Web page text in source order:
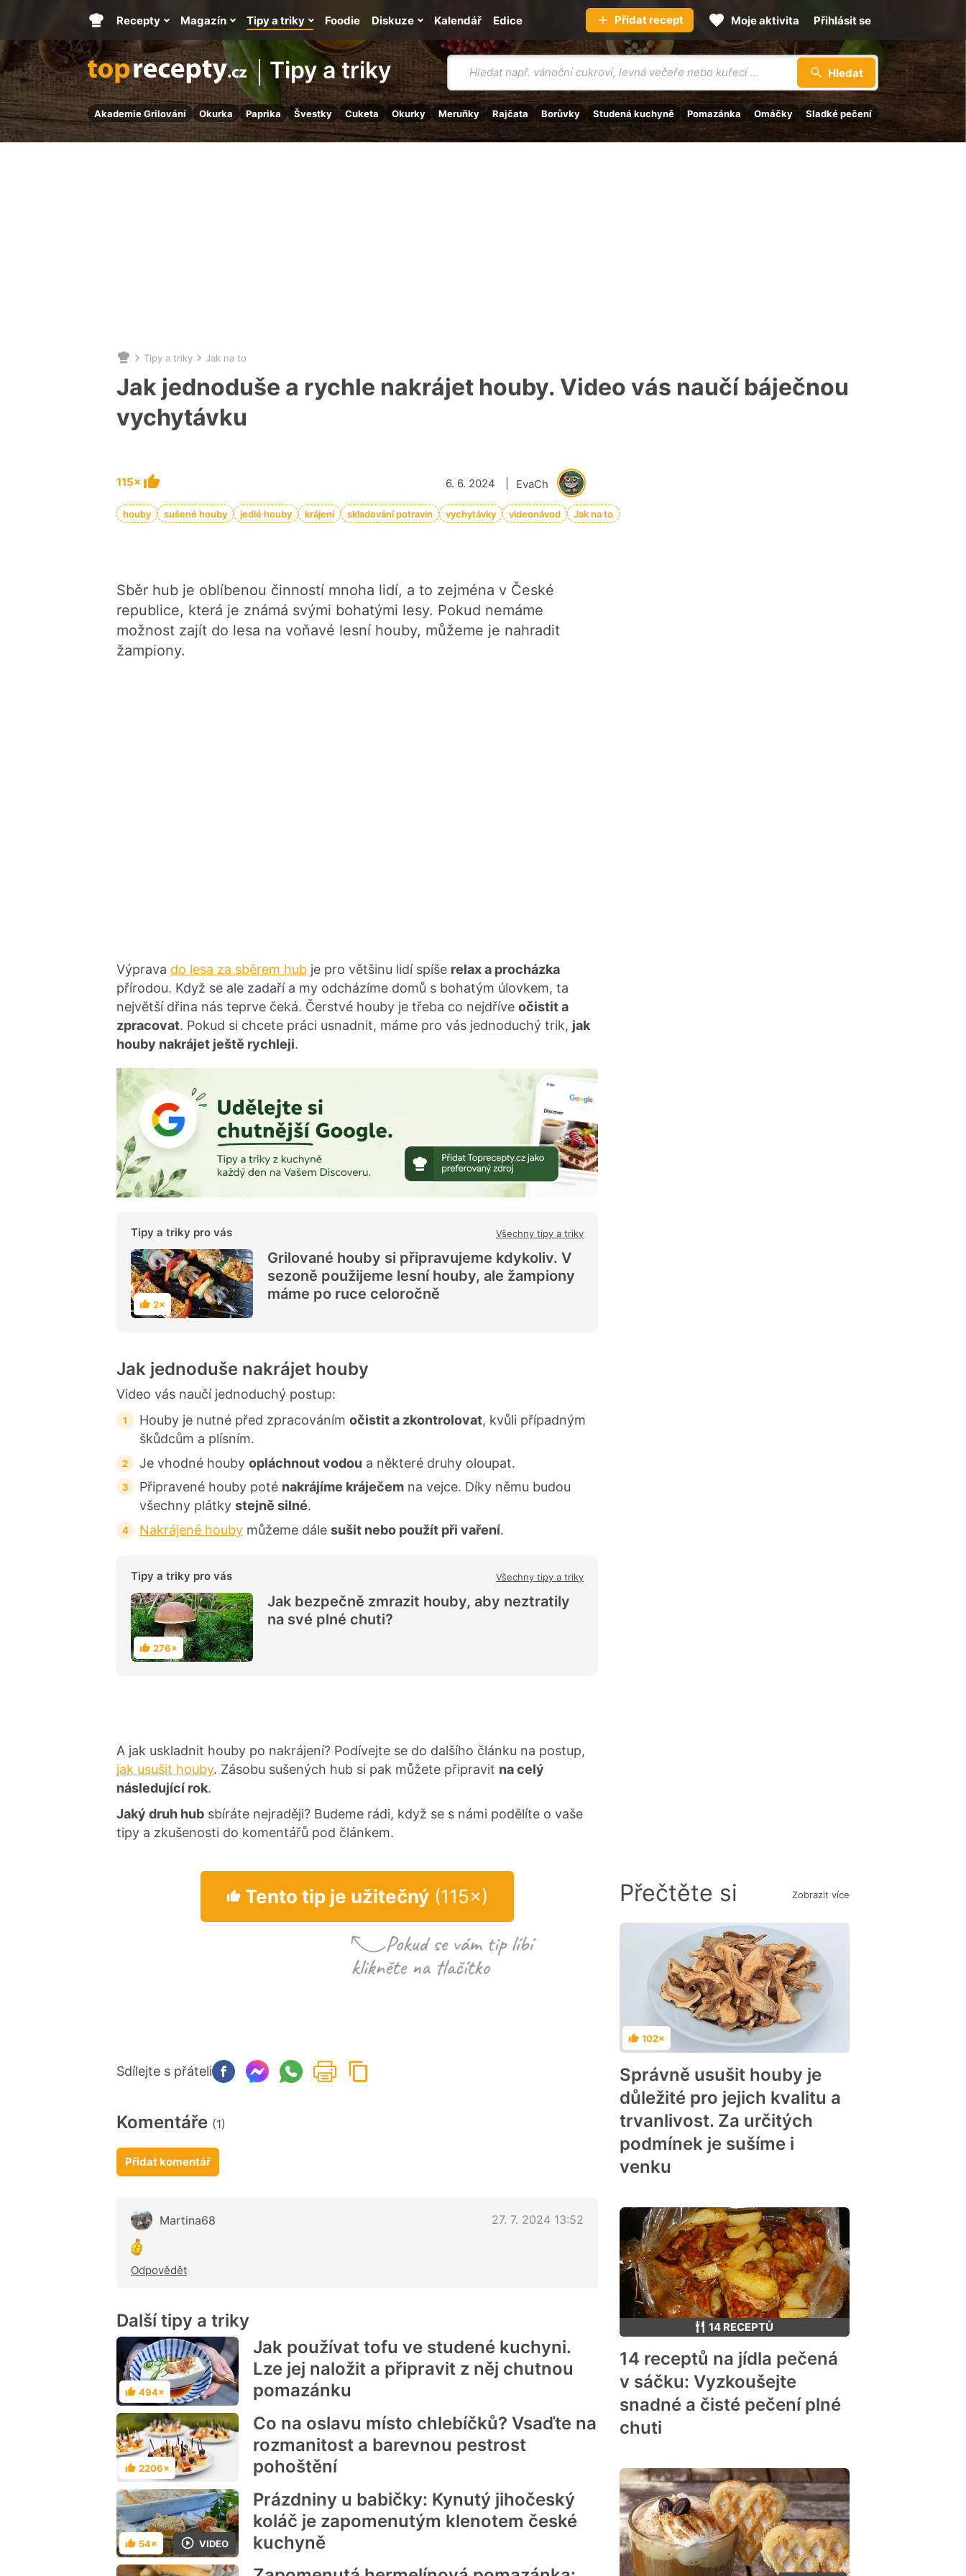
Tipy a triky
Vyhledávání
Hledat
Akademie Grilování Okurka Paprika Švestky Cuketa Okurky Meruňky Rajčata Borůvky Studená kuchyně Pomazánka Omáčky Sladké pečení
Hlavní
stránka
Recepty Magazín Tipy a triky Kalendář
Foodie Diskuze Edice Přidat recept Moje aktivita Přihlásit se
Nacházíte
se
zde:
Tipy a triky Jak na to
Jak jednoduše a rychle nakrájet houby. Video vás naučí báječnou
vychytávku
115× EvaCh
6. 6. 2024
houby sušené houby jedlé houby krájení skladování potravin vychytávky videonávod Jak na to
Sběr hub je oblíbenou činností mnoha lidí, a to zejména v České
republice, která je známá svými bohatými lesy. Pokud nemáme
možnost zajít do lesa na voňavé lesní houby, můžeme je nahradit
žampiony.
Výprava do lesa za sběrem hub je pro většinu lidí spíše relax a procházka
přírodou. Když se ale zadaří a my odcházíme domů s bohatým úlovkem, ta
největší dřina nás teprve čeká. Čerstvé houby je třeba co nejdříve očistit a
zpracovat. Pokud si chcete práci usnadnit, máme pro vás jednoduchý trik, jak
houby nakrájet ještě rychleji.
Tipy a triky pro vás Všechny tipy a triky
H
o
e
n
2×
Grilované houby si připravujeme kdykoliv. V
sezoně použijeme lesní houby, ale žampiony
máme po ruce celoročně
Jak jednoduše nakrájet houby
Video vás naučí jednoduchý postup:
Houby je nutné před zpracováním očistit a zkontrolovat, kvůli případným
škůdcům a plísním.
Je vhodné houby opláchnout vodou a některé druhy oloupat.
Připravené houby poté nakrájíme kráječem na vejce. Díky němu budou
všechny plátky stejně silné.
Nakrájené houby můžeme dále sušit nebo použít při vaření.
Tipy a triky pro vás Všechny tipy a triky
H
o
276×
Jak bezpečně zmrazit houby, aby neztratily
na své plné chuti?
A jak uskladnit houby po nakrájení? Podívejte se do dalšího článku na postup,
jak usušit houby. Zásobu sušených hub si pak můžete připravit na celý
následující rok.
Jaký druh hub sbíráte nejraději? Budeme rádi, když se s námi podělíte o vaše
tipy a zkušenosti do komentářů pod článkem.
Tento tip je užitečný (115×)
Sdílejte s přáteli
Komentáře (1)
Přidat komentář
Martina68 27. 7. 2024 13:52
Odpovědět
Další tipy a triky
Hodnocení
494×
Jak používat tofu ve studené kuchyni.
Lze jej naložit a připravit z něj chutnou
pomazánku
Hodnocení
2206×
Co na oslavu místo chlebíčků? Vsaďte na
rozmanitost a barevnou pestrost
pohoštění
VIDEO
Hodnocení
54×
Prázdniny u babičky: Kynutý jihočeský
koláč je zapomenutým klenotem české
kuchyně
Přečtěte si Zobrazit více
Hodnocení
102×
Správně usušit houby je
důležité pro jejich kvalitu a
trvanlivost. Za určitých
podmínek je sušíme i
venku
14 RECEPTŮ
14 receptů na jídla pečená
v sáčku: Vyzkoušejte
snadné a čisté pečení plné
chuti